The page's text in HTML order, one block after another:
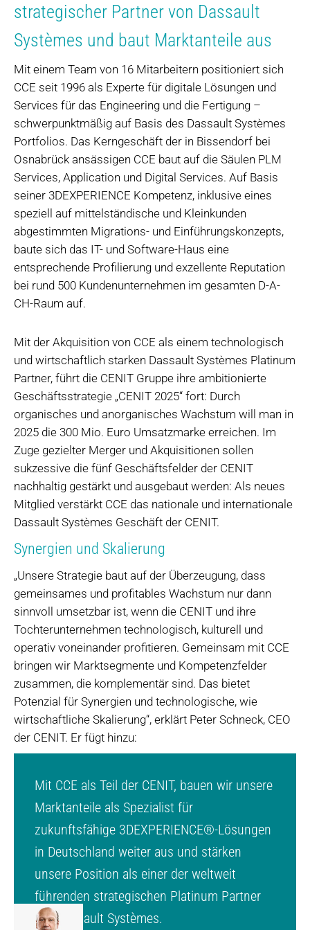
strategischer Partner von Dassault
Systèmes und baut Marktanteile aus
Mit einem Team von 16 Mitarbeitern positioniert sich
CCE seit 1996 als Experte für digitale Lösungen und
Services für das Engineering und die Fertigung –
schwerpunktmäßig auf Basis des Dassault Systèmes
Portfolios. Das Kerngeschäft der in Bissendorf bei
Osnabrück ansässigen CCE baut auf die Säulen PLM
Services, Application und Digital Services. Auf Basis
seiner 3DEXPERIENCE Kompetenz, inklusive eines
speziell auf mittelständische und Kleinkunden
abgestimmten Migrations- und Einführungskonzepts,
baute sich das IT- und Software-Haus eine
entsprechende Profilierung und exzellente Reputation
bei rund 500 Kundenunternehmen im gesamten D-A-
CH-Raum auf.
Mit der Akquisition von CCE als einem technologisch
und wirtschaftlich starken Dassault Systèmes Platinum
Partner, führt die CENIT Gruppe ihre ambitionierte
Geschäftsstrategie „CENIT 2025“ fort: Durch
organisches und anorganisches Wachstum will man in
2025 die 300 Mio. Euro Umsatzmarke erreichen. Im
Zuge gezielter Merger und Akquisitionen sollen
sukzessive die fünf Geschäftsfelder der CENIT
nachhaltig gestärkt und ausgebaut werden: Als neues
Mitglied verstärkt CCE das nationale und internationale
Dassault Systèmes Geschäft der CENIT.
Synergien und Skalierung
„Unsere Strategie baut auf der Überzeugung, dass
gemeinsames und profitables Wachstum nur dann
sinnvoll umsetzbar ist, wenn die CENIT und ihre
Tochterunternehmen technologisch, kulturell und
operativ voneinander profitieren. Gemeinsam mit CCE
bringen wir Marktsegmente und Kompetenzfelder
zusammen, die komplementär sind. Das bietet
Potenzial für Synergien und technologische, wie
wirtschaftliche Skalierung“, erklärt Peter Schneck, CEO
der CENIT. Er fügt hinzu:
Mit CCE als Teil der CENIT, bauen wir unsere
Marktanteile als Spezialist für
zukunftsfähige 3DEXPERIENCE®-Lösungen
in Deutschland weiter aus und stärken
unsere Position als einer der weltweit
führenden strategischen Platinum Partner
von Dassault Systèmes.